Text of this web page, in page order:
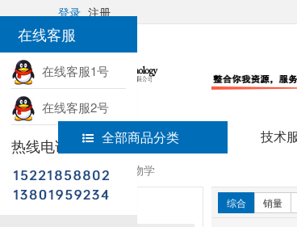
在线客服
在线客服1号
在线客服2号
热线电话
登录 注册
全部商品分类 技术
首页
细胞生物学
新品推荐
综合 销量